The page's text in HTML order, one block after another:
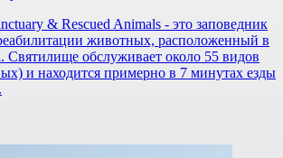
& Rescued Animals - это заповедник
животных, расположенный в
Святилище обслуживает около 55 видов
и находится примерно в 7 минутах езды